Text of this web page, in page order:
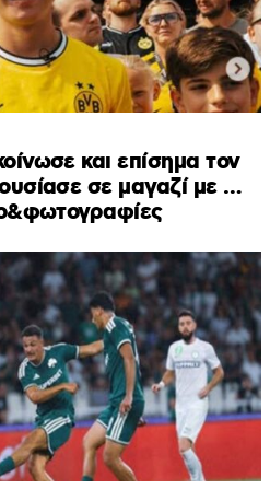
και επίσημα τον
σε μαγαζί με …